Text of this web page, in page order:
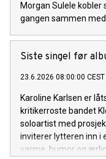
Morgan Sulele kobler
gangen sammen med
Siste singel før
23.6.2026 08:00:00 CEST
Karoline Karlsen er
kritikerroste bandet
soloartist med
inviterer lytteren inn i
varme, humor og